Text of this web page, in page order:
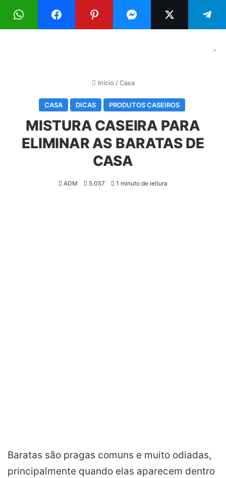
Menu
-
Início / Casa
CASA DICAS PRODUTOS CASEIROS
MISTURA CASEIRA PARA
ELIMINAR AS BARATAS DE
CASA
ADM 5.057 1 minuto de leitura
Baratas são pragas comuns e muito odiadas,
principalmente quando elas aparecem dentro